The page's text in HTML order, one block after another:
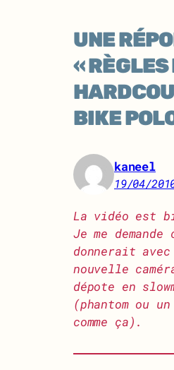
UNE
« RÈGLES
BIKE
kaneel
19/04/
La vidéo est
Je me demande
donnerait
nouvelle
dépote en
(phantom ou
comme ça).